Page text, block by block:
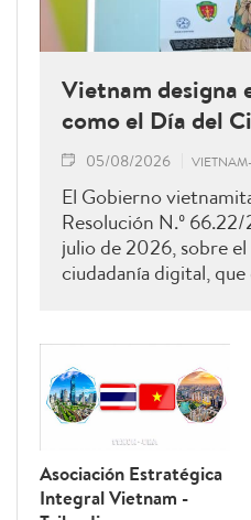
Vietnam designa
como el Día del
05/08/2026
El Gobierno
Resolución N.º
julio de 2026, sobre
ciudadanía digital,
de sus principales
documento instituye
cada año como el Día
de Vietnam.
Asociación Estratégica
Integral Vietnam -